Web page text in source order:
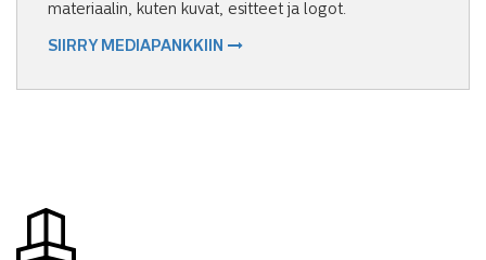
materiaalin, kuten kuvat, esitteet ja logot.
SIIRRY MEDIAPANKKIIN